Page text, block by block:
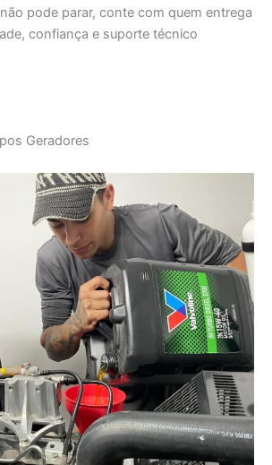
pode parar, conte com quem entrega
confiança e suporte técnico
Geradores